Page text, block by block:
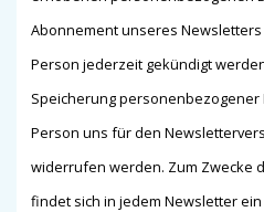
Abonnement unseres
Person jederzeit gekündigt
Speicherung
Person uns für den
widerrufen werden. Zum Zwecke
findet sich in jedem Newsletter